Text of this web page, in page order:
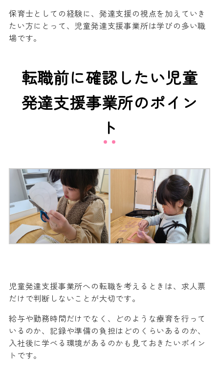
保育士としての経験に、発達支援の視点を加えていき
たい方にとって、児童発達支援事業所は学びの多い職
場です。
転職前に確認したい児童
発達支援事業所のポイン
ト
児童発達支援事業所への転職を考えるときは、求人票
だけで判断しないことが大切です。
給与や勤務時間だけでなく、どのような療育を行って
いるのか、記録や準備の負担はどのくらいあるのか、
入社後に学べる環境があるのかも見ておきたいポイン
トです。